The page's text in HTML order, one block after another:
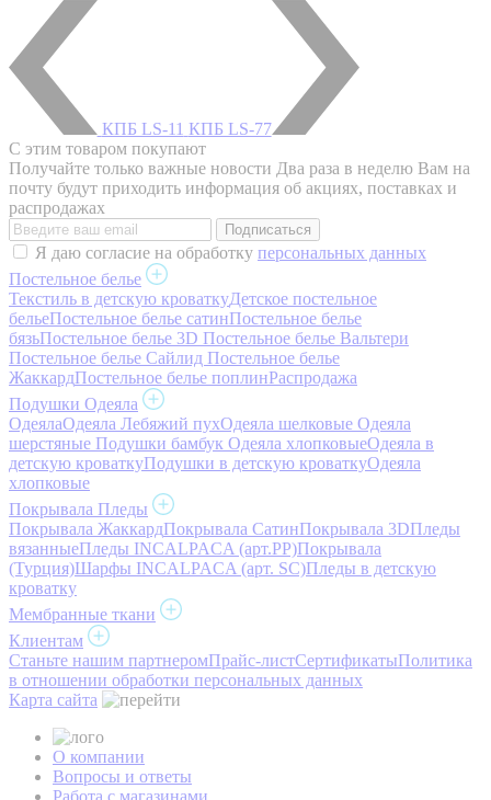
КПБ LS-11 КПБ LS-77
С этим товаром покупают
Получайте только важные новости Два раза в неделю Вам на
почту будут приходить информация об акциях, поставках и
распродажах
Я даю согласие на обработку персональных данных
Постельное белье
Текстиль в детскую кроваткуДетское постельное
бельеПостельное белье сатинПостельное белье
бязьПостельное белье 3D Постельное белье Вальтери
Постельное белье Сайлид Постельное белье
ЖаккардПостельное белье поплинРаспродажа
Подушки Одеяла
ОдеялаОдеяла Лебяжий пухОдеяла шелковые Одеяла
шерстяные Подушки бамбук Одеяла хлопковыеОдеяла в
детскую кроваткуПодушки в детскую кроваткуОдеяла
хлопковые
Покрывала Пледы
Покрывала ЖаккардПокрывала СатинПокрывала 3DПледы
вязанныеПледы INCALPACA (арт.PP)Покрывала
(Турция)Шарфы INCALPACA (арт. SC)Пледы в детскую
кроватку
Мембранные ткани
Клиентам
Станьте нашим партнеромПрайс-листСертификатыПолитика
в отношении обработки персональных данных
Карта сайта
О компании
Вопросы и ответы
Работа с магазинами